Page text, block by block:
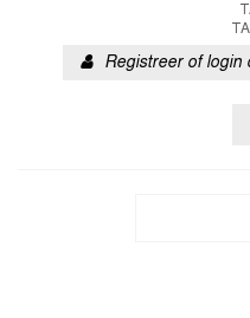
Registreer of login